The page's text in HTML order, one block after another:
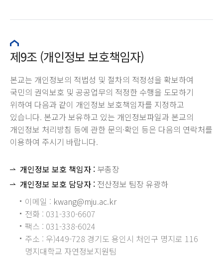
제9조 (개인정보 보호책임자)
본교는 개인정보의 적법성 및 절차의 적정성을 확보하여
국민의 권익보호 및 공공업무의 적정한 수행을 도모하기
위하여 다음과 같이 개인정보 보호책임자를 지정하고
있습니다. 본교가 보유하고 있는 개인정보파일과 본교의
개인정보 처리방침 등에 관한 문의·확인 등은 다음의 연락처를
이용하여 주시기 바랍니다.
개인정보 보호 책임자 : 부총장
개인정보 보호 담당자 : 전산정보 팀장 유광하
이메일 : kwang@mju.ac.kr
전화 : 031-330-6607
팩스 : 031-338-6024
주소 : 우)449-728 경기도 용인시 처인구 명지로 116
명지대학교 자연정보지원팀